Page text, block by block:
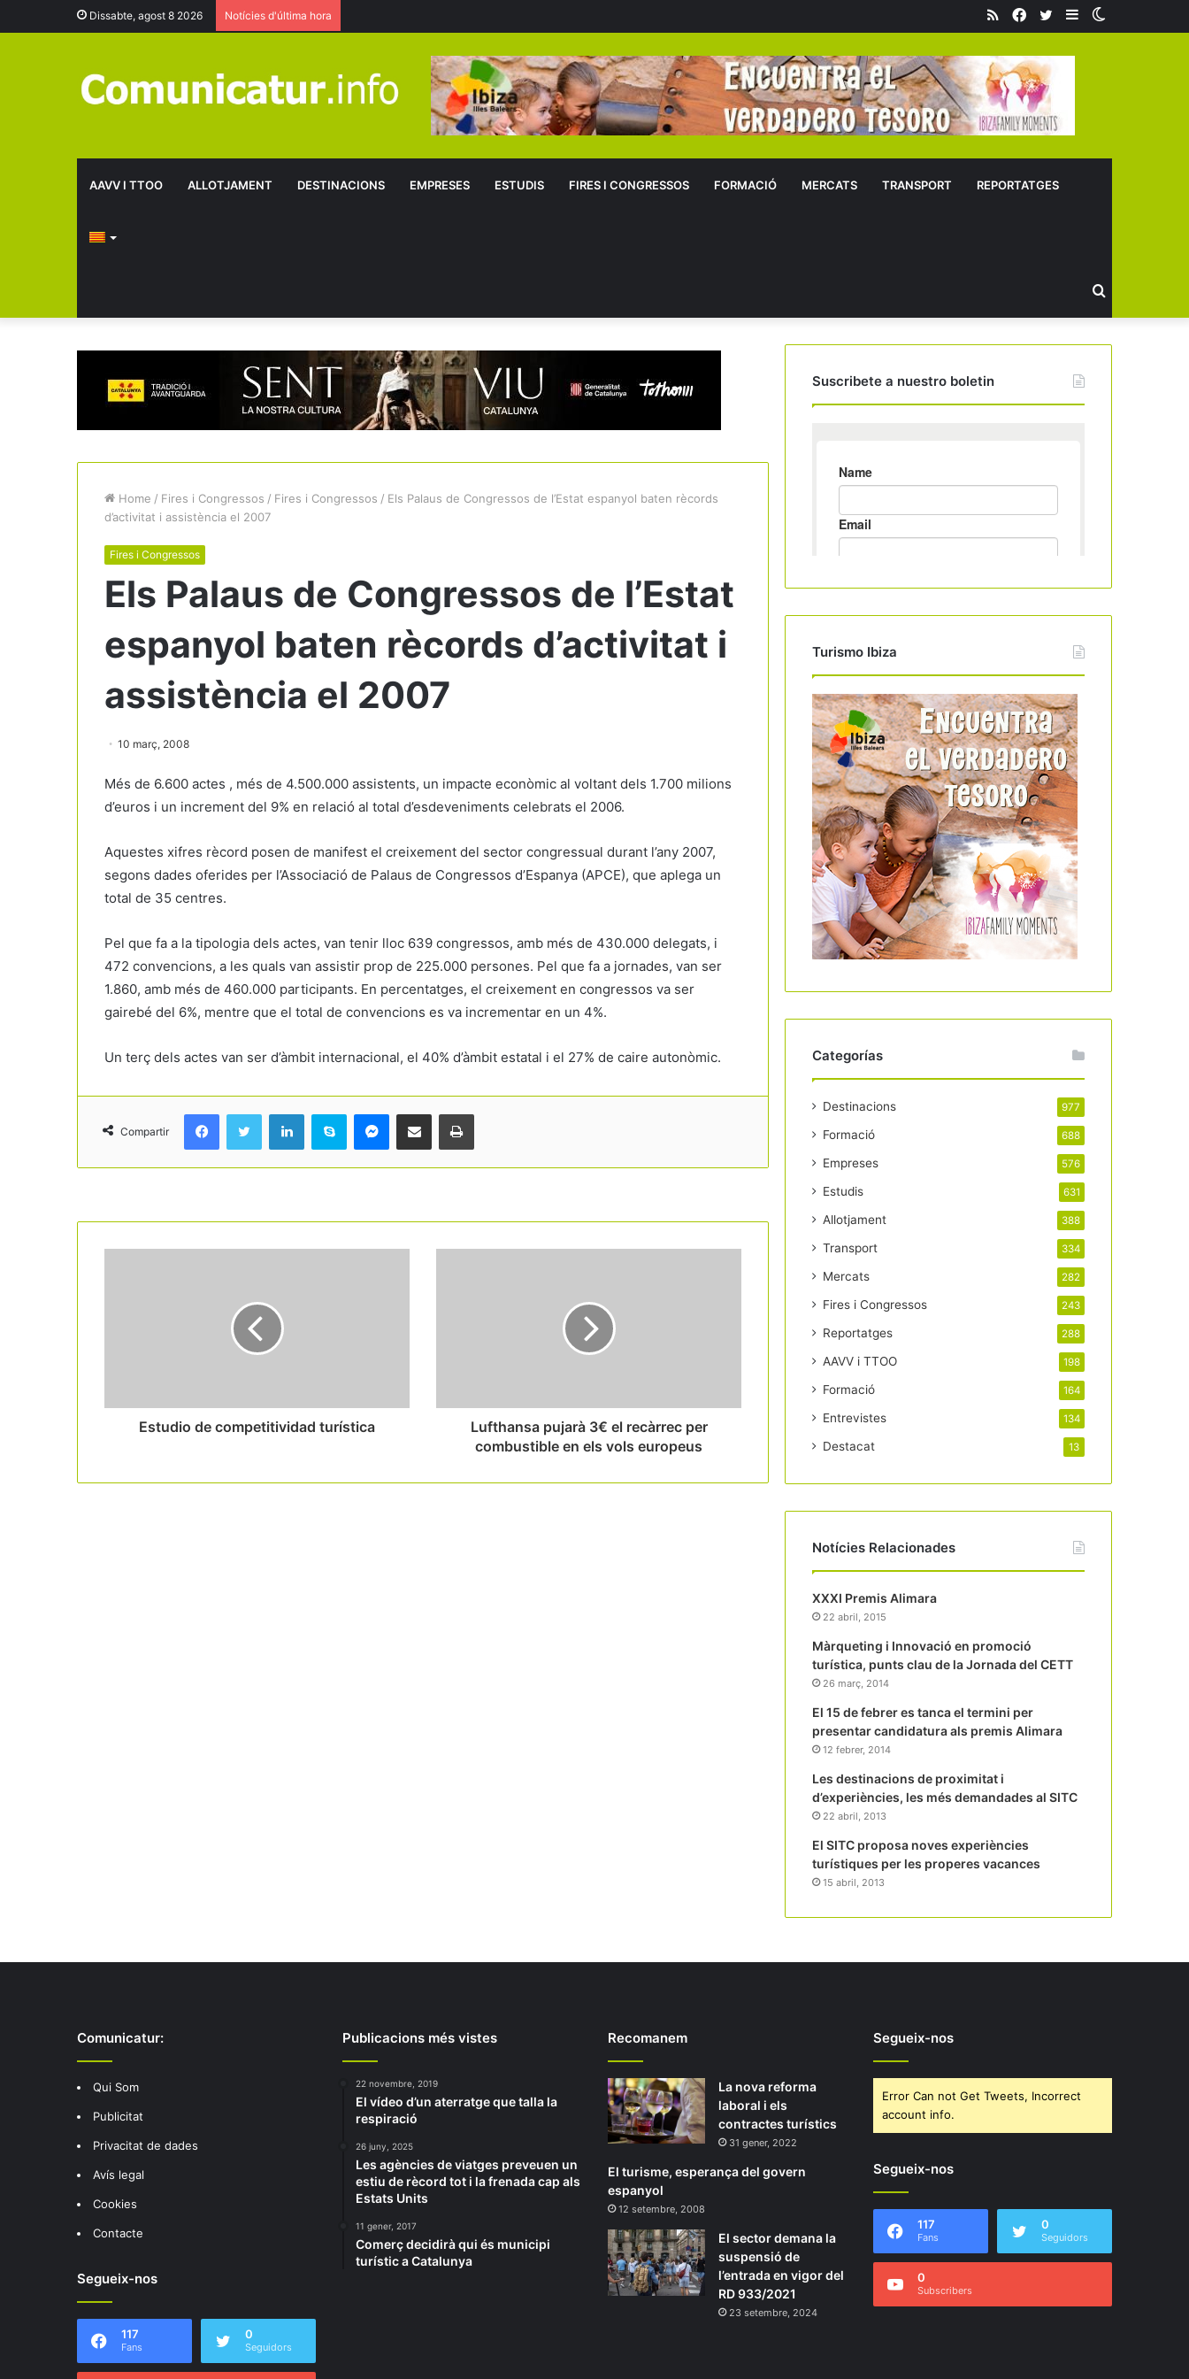
Dissabte, agost 8 2026 Notícies d'última hora Sidebar
Twitter
Facebook
RSS
AAVV I TTOO ALLOTJAMENT DESTINACIONS EMPRESES ESTUDIS FIRES I CONGRESSOS FORMACIÓ MERCATS TRANSPORT REPORTATGES
Buscar
Home / Fires i Congressos / Fires i Congressos / Els Palaus de Congressos de l’Estat espanyol baten rècords
d’activitat i assistència el 2007
Fires i Congressos
Els Palaus de Congressos de l’Estat
espanyol baten rècords d’activitat i
assistència el 2007
10 març, 2008
Més de 6.600 actes , més de 4.500.000 assistents, un impacte econòmic al voltant dels 1.700 milions
d’euros i un increment del 9% en relació al total d’esdeveniments celebrats el 2006.
Aquestes xifres rècord posen de manifest el creixement del sector congressual durant l’any 2007,
segons dades oferides per l’Associació de Palaus de Congressos d’Espanya (APCE), que aplega un
total de 35 centres.
Pel que fa a la tipologia dels actes, van tenir lloc 639 congressos, amb més de 430.000 delegats, i
472 convencions, a les quals van assistir prop de 225.000 persones. Pel que fa a jornades, van ser
1.860, amb més de 460.000 participants. En percentatges, el creixement en congressos va ser
gairebé del 6%, mentre que el total de convencions es va incrementar en un 4%.
Un terç dels actes van ser d’àmbit internacional, el 40% d’àmbit estatal i el 27% de caire autonòmic.
Compartir
Estudio de competitividad turística
Lufthansa pujarà 3€ el recàrrec per
combustible en els vols europeus
Suscribete a nuestro boletin
Turismo Ibiza
Categorías
Destinacions 977
Formació 688
Empreses 576
Estudis 631
Allotjament 388
Transport 334
Mercats 282
Fires i Congressos 243
Reportatges 288
AAVV i TTOO 198
Formació 164
Entrevistes 134
Destacat 13
Notícies Relacionades
XXXI Premis Alimara
22 abril, 2015
Màrqueting i Innovació en promoció
turística, punts clau de la Jornada del CETT
26 març, 2014
El 15 de febrer es tanca el termini per
presentar candidatura als premis Alimara
12 febrer, 2014
Les destinacions de proximitat i
d’experiències, les més demandades al SITC
22 abril, 2013
El SITC proposa noves experiències
turístiques per les properes vacances
15 abril, 2013
Comunicatur:
Qui Som
Publicitat
Privacitat de dades
Avís legal
Cookies
Contacte
Segueix-nos
117
Fans
0
Seguidors
Publicacions més vistes
22 novembre, 2019
El vídeo d’un aterratge que talla la
respiració
26 juny, 2025
Les agències de viatges preveuen un
estiu de rècord tot i la frenada cap als
Estats Units
11 gener, 2017
Comerç decidirà qui és municipi
turístic a Catalunya
Recomanem
La nova reforma
laboral i els
contractes turístics
31 gener, 2022
El turisme, esperança del govern
espanyol
12 setembre, 2008
El sector demana la
suspensió de
l’entrada en vigor del
RD 933/2021
23 setembre, 2024
Segueix-nos
Error Can not Get Tweets, Incorrect
account info.
Segueix-nos
117
Fans
0
Seguidors
0
Subscribers